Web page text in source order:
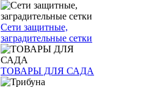
Сети защитные,
заградительные сетки
ТОВАРЫ ДЛЯ САДА